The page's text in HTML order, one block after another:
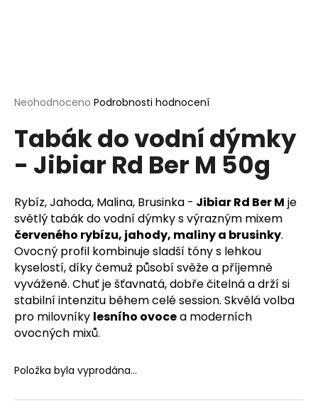
Průměrné
produktu
z
hvězdiček.
Neohodnoceno Podrobnosti hodnocení
Tabák do vodní dýmky
- Jibiar Rd Ber M 50g
Rybíz, Jahoda, Malina, Brusinka - Jibiar Rd Ber M je
světlý tabák do vodní dýmky s výrazným mixem
červeného rybízu, jahody, maliny a brusinky.
Ovocný profil kombinuje sladší tóny s lehkou
kyselostí, díky čemuž působí svěže a příjemně
vyváženě. Chuť je šťavnatá, dobře čitelná a drží si
stabilní intenzitu během celé session. Skvělá volba
pro milovníky lesního ovocea moderních
ovocných mixů.
Položka byla vyprodána…
HLEDAT
D
o
p
o
r
u
č
u
e
e